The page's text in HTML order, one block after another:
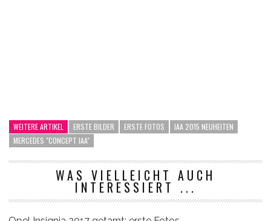
WEITERE ARTIKEL ERSTE BILDER ERSTE FOTOS
IAA 2015 NEUHEITEN
MERCEDES "CONCEPT IAA"
WAS VIELLEICHT AUCH
INTERESSIERT ...